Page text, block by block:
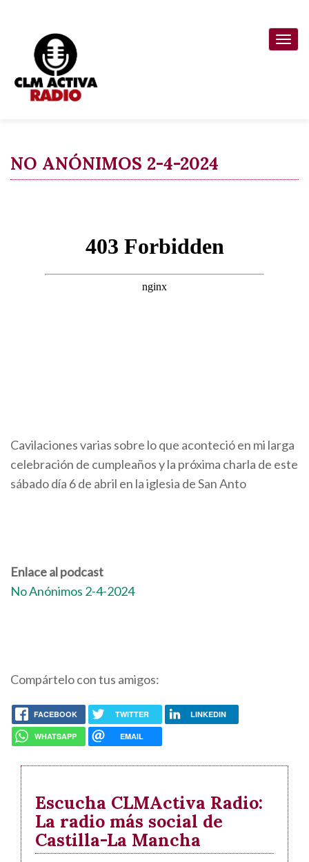
contenido
principal
NO ANÓNIMOS 2-4-2024
Cavilaciones varias sobre lo que aconteció en mi larga
celebración de cumpleaños y la próxima charla de este
sábado día 6 de abril en la iglesia de San Anto
Enlace al podcast
No Anónimos 2-4-2024
Compártelo con tus amigos:
FACEBOOK TWITTER LINKEDIN
WHATSAPP EMAIL
Escucha CLMActiva Radio:
La radio más social de
Castilla-La Mancha